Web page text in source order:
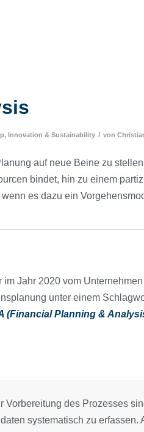
Innovation & Sustainability / von
auf neue Beine zu
bindet, hin zu einem
es dazu ein
im Jahr 2020 vom Unternehmen
unter einem
(Financial Planning &
Vorbereitung des Prozesses
systematisch zu erfassen.